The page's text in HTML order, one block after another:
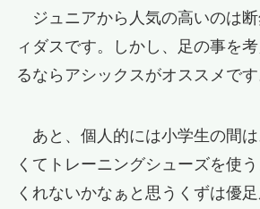
ジュニアから人気の高いのは
ィダスです。しかし、足の事を
るならアシックスがオススメです
あと、個人的には小学生の間
くてトレーニングシューズを使
くれないかなぁと思うくずは優